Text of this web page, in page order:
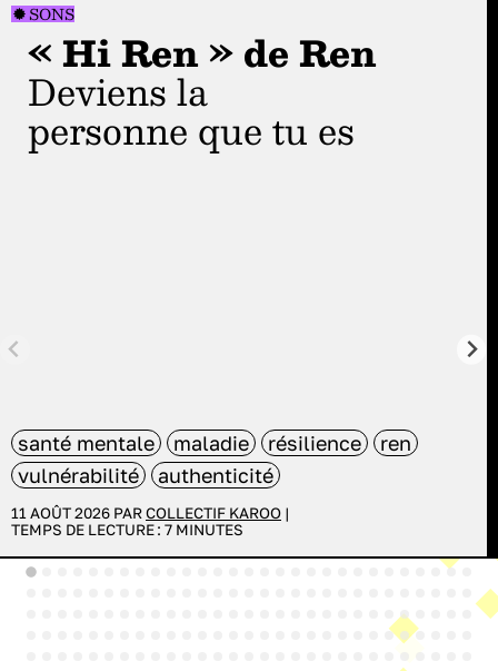
SONS
« Hi Ren » de Ren
Deviens la
personne que tu es
santé mentale maladie résilience
ren
vulnérabilité
authenticité
11 AOÛT 2026 PARCOLLECTIF KAROO |
TEMPS DE LECTURE : 7 MINUTES